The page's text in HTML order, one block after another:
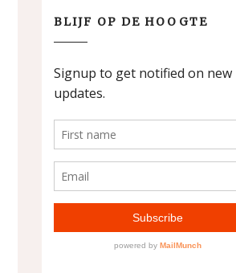
BLIJF OP DE HOOGTE